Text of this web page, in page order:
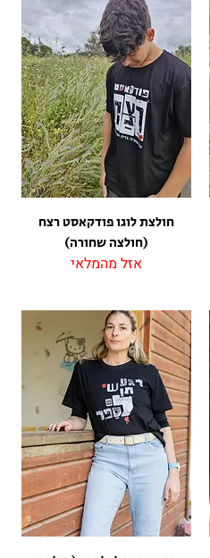
חולצת לוגו פודקאסט רצח
(חולצה שחורה)
אזל מהמלאי